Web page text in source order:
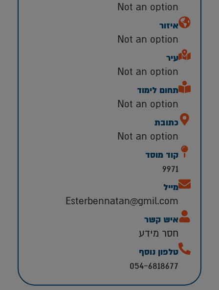
Not an option
איזור
Not an option
עיר
Not an option
תחום לימוד
Not an option
כתובת
Not an option
קוד מוסד
9971
מייל
Esterbennatan@gmil.com
איש קשר
חסר מידע
טלפון נוסף
054-6818677